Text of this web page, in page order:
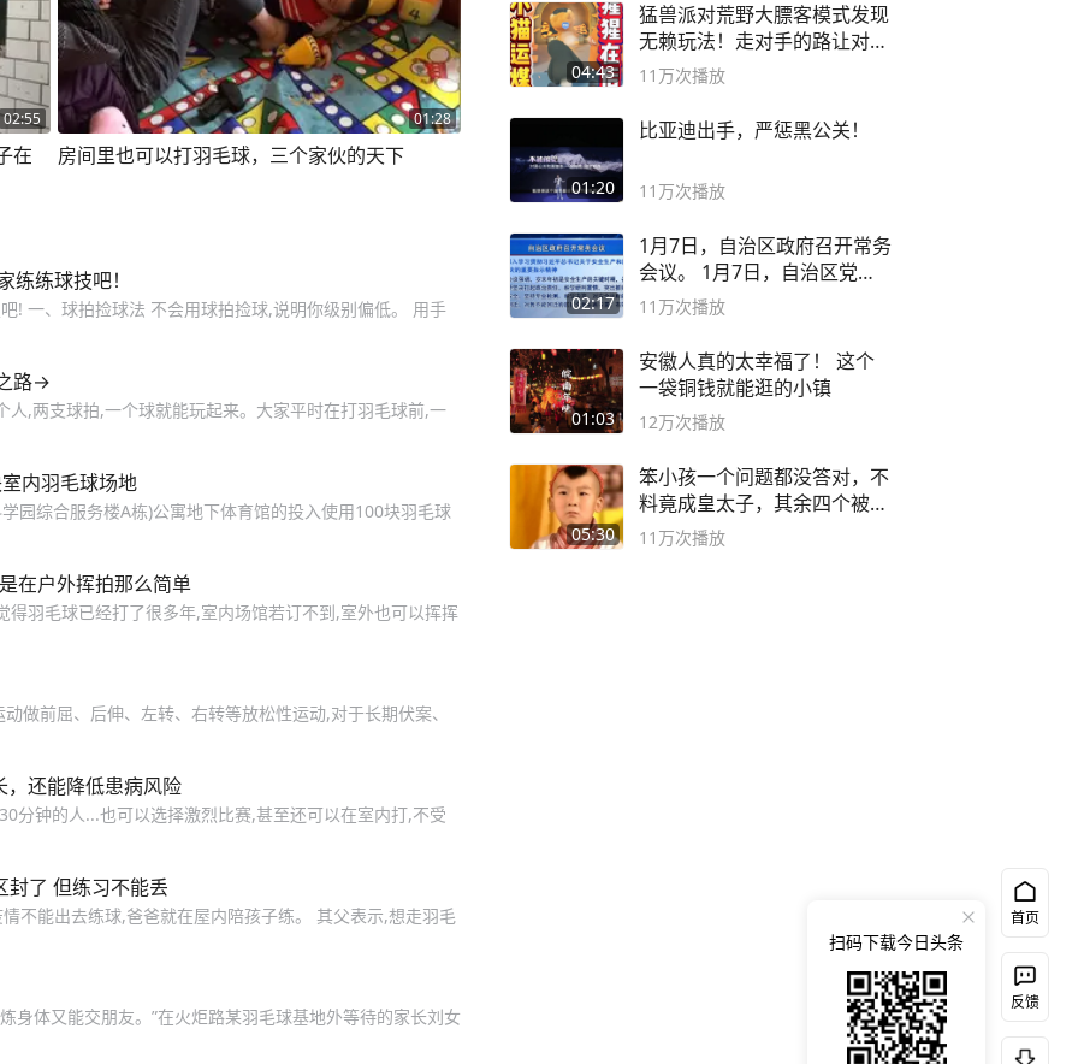
02:55
在
01:28
房间里也可以打羽毛球，三个家伙的天下
练球技吧！
! 一、球拍捡球法 不会用球拍捡球,说明你级别偏低。 用手
路→
,两支球拍,一个球就能玩起来。大家平时在打羽毛球前,一
内羽毛球场地
园综合服务楼A栋)公寓地下体育馆的投入使用100块羽毛球
在户外挥拍那么简单
羽毛球已经打了很多年,室内场馆若订不到,室外也可以挥挥
做前屈、后伸、左转、右转等放松性运动,对于长期伏案、
，还能降低患病风险
分钟的人...也可以选择激烈比赛,甚至还可以在室内打,不受
封了 但练习不能丢
不能出去练球,爸爸就在屋内陪孩子练。 其父表示,想走羽毛
身体又能交朋友。”在火炬路某羽毛球基地外等待的家长刘女
04:43
猛兽派对荒野大膘客模式发现
无赖玩法！走对手的路让对手
无路可走
11万次播放
01:20
比亚迪出手，严惩黑公关！
11万次播放
02:17
1月7日，自治区政府召开常务
会议。 1月7日，自治区党委
副书记
11万次播放
01:03
安徽人真的太幸福了！ 这个
一袋铜钱就能逛的小镇
12万次播放
05:30
笨小孩一个问题都没答对，不
料竟成皇太子，其余四个被处
死
11万次播放
首页
反馈
扫码下载今日头条